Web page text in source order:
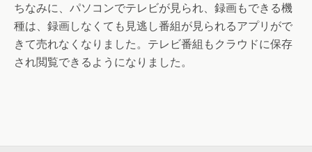
ちなみに、パソコンでテレビが見られ、録画もできる機
種は、録画しなくても見逃し番組が見られるアプリがで
きて売れなくなりました。テレビ番組もクラウドに保存
され閲覧できるようになりました。